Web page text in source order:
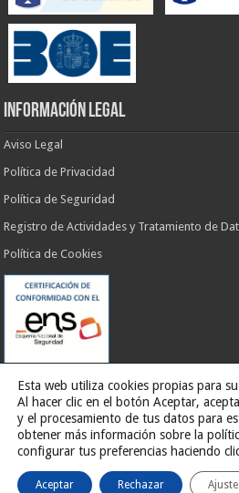
INFORMACIÓN LEGAL
Aviso Legal
Política de Privacidad
Política de Seguridad
Registro de Actividades y Tratamiento de
Política de Cookies
Web desarrollada porG13
Esta web utiliza cookies propias para
Al hacer clic en el botón Aceptar,
y el procesamiento de tus datos para
obtener más información sobre la
configurar tus preferencias haciendo
Aceptar Rechazar